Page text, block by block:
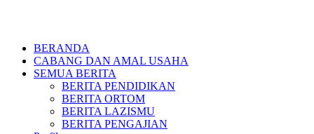
BERANDA
CABANG DAN AMAL USAHA
SEMUA BERITA
BERITA PENDIDIKAN
BERITA ORTOM
BERITA LAZISMU
BERITA PENGAJIAN